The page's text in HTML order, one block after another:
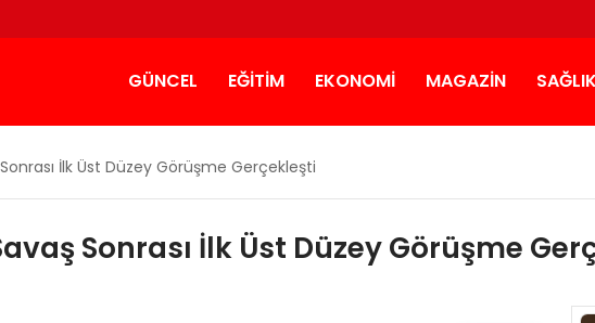
GÜNCEL EĞITIM EKONOMI MAGAZIN SAĞLIK
İlk Üst Düzey Görüşme Gerçekleşti
Sonrası İlk Üst Düzey Görüşme